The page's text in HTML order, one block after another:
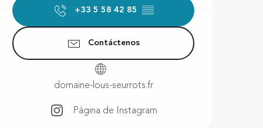
+33 5 58 42 85 ▒▒
Contáctenos
domaine-lous-seurrots.fr
Página de Instagram